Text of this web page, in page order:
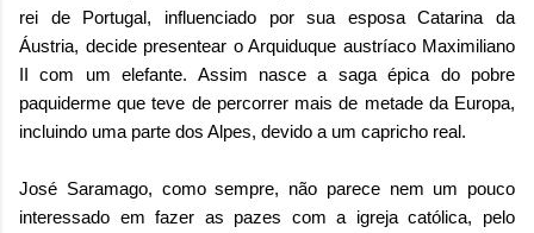
rei de Portugal, influenciado por sua esposa Catarina da
Áustria, decide presentear o Arquiduque austríaco Maximiliano
II com um elefante. Assim nasce a saga épica do pobre
paquiderme que teve de percorrer mais de metade da Europa,
incluindo uma parte dos Alpes, devido a um capricho real.
José Saramago, como sempre, não parece nem um pouco
interessado em fazer as pazes com a igreja católica, pelo